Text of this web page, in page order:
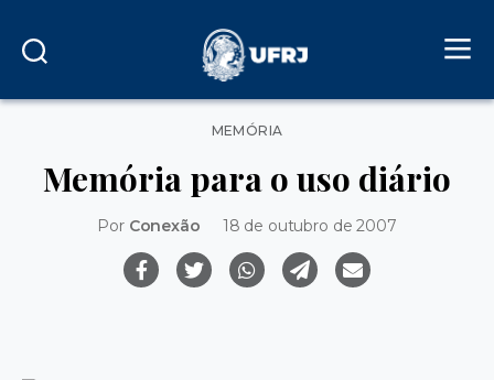
Categorias
MEMÓRIA
Memória para o uso diário
Por Conexão 18 de outubro de 2007